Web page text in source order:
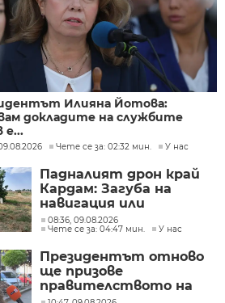
Илияна Йотова:
докладите на службите
е...
Чете се за: 02:32 мин. У нас
Падналият дрон край
Кардам: Загуба на
навигация или
техническа
неизправност са сред
възможните причини
08:36, 09.08.2026
Чете се за: 04:47 мин.
У нас
Президентът отново
ще призове
правителството на